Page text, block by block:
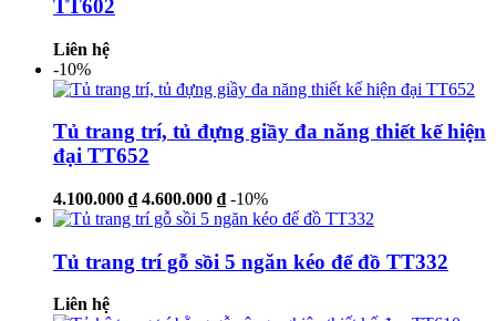
TT602
Liên hệ
-10%
Tủ trang trí, tủ đựng giầy đa năng thiết kế hiện
đại TT652
4.100.000 ₫ 4.600.000 ₫ -10%
Tủ trang trí gỗ sồi 5 ngăn kéo để đồ TT332
Liên hệ